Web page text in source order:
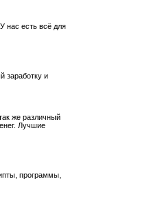
нас есть всё для
заработку и
же различный
Лучшие
программы,